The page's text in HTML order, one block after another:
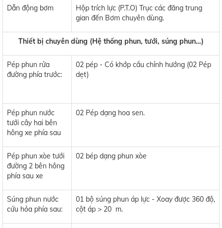
Dẫn động bơm
Hộp trích lực (P.T.O) Trục các đăng trung
gian đến Bơm chuyên dùng.
Thiết bị chuyên dùng (Hệ thống phun, tưới, súng phun…)
Pép phun rửa
đường phía trước:
02 pép - Có khớp cầu chỉnh hướng (02 Pép
dẹt)
Pép phun nước
tưới cây hai bên
hông xe phía sau
02 Pép dạng hoa sen.
Pép phun xòe tưới
đường 2 bên hông
phía sau xe
02 bép dạng phun xòe
Súng phun nước
cứu hỏa phía sau:
01 bộ súng phun áp lực - Xoay được 360 độ,
cột áp > 20 m.